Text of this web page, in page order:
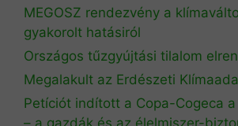
MEGOSZ rendezvény a
gyakorolt hatásiról
Országos tűzgyújtási tilalom
Megalakult az Erdészeti
Petíciót indított a Copa-Cogeca
– a gazdák és az élelmiszer-